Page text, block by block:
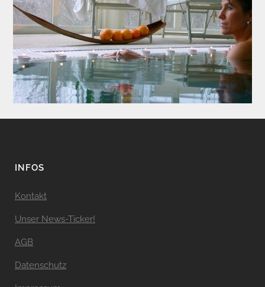
INFOS
Kontakt
Unser News-Ticker!
AGB
Datenschutz